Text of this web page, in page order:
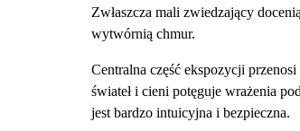
Zwłaszcza mali zwiedzający
wytwórnią chmur.
Centralna część ekspozycji
świateł i cieni potęguje wrażenia
jest bardzo intuicyjna i bezpieczna.